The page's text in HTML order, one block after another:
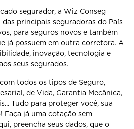
segurador, a Wiz Conseg
das principais seguradoras do País
para seguros novos e também
já possuem em outra corretora. A
inovação, tecnologia e
seus segurados.
todos os tipos de Seguro,
de Vida, Garantia Mecânica,
Tudo para proteger você, sua
Faça já uma cotação sem
preencha seus dados, que o